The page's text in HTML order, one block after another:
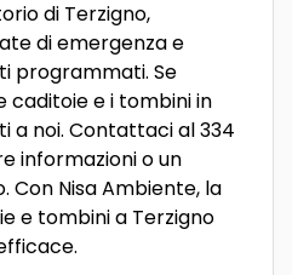
di Terzigno,
di emergenza e
programmati. Se
caditoie e i tombini in
a noi. Contattaci al 334
informazioni o un
Nisa Ambiente, la
e tombini a Terzigno